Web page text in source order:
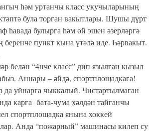
һәм уртанчы класс укучыларының
була торган вакытлары. Шушы дүрт
һавада булырга һәм өй эшен әзерләргә
пункт кына үтәлә иде. Һәрвакыт.
белән “4нче класс” дип язылган кызыл
Аннары – әйдә, спортплощадкага!
да уйнарга чыккалый. Чистартылмаган
карга бата-чума хәлдән тайганчы
спортплощадка янына хоккей
Анда “пожарный” машинасы килеп су